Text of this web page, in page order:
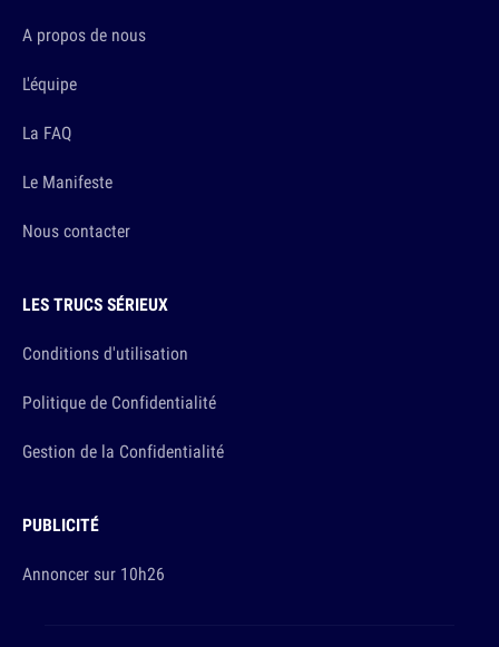
A propos de nous
L'équipe
La FAQ
Le Manifeste
Nous contacter
LES TRUCS SÉRIEUX
Conditions d'utilisation
Politique de Confidentialité
Gestion de la Confidentialité
PUBLICITÉ
Annoncer sur 10h26